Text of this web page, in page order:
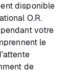
disponible
O.R.
votre
le
de